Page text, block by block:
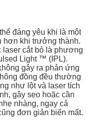
đáng yêu khi là một
hơn khi trưởng thành.
laser cắt bỏ là phương
Light ™ (IPL).
gây ra phản ứng
đồng đều thường
như lột và laser tích
gây sẹo hoặc cần
nhàng, ngay cả
đơn giản biến mất.